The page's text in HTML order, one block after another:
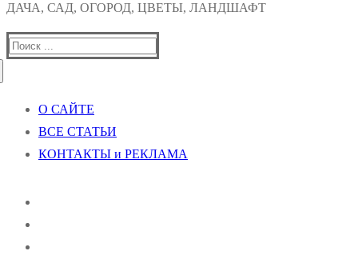
ДАЧА, САД, ОГОРОД, ЦВЕТЫ, ЛАНДШАФТ
Найти:
О САЙТЕ
ВСЕ СТАТЬИ
КОНТАКТЫ и РЕКЛАМА